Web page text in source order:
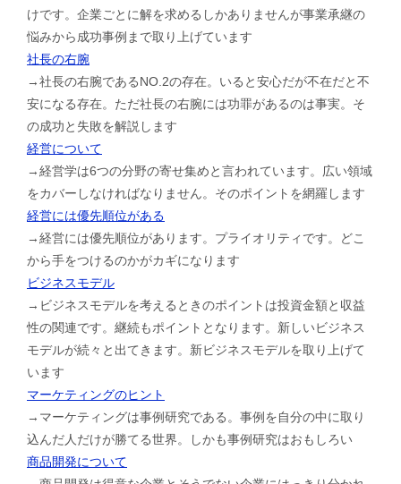
けです。企業ごとに解を求めるしかありませんが事業承継の
悩みから成功事例まで取り上げています
社長の右腕
→社長の右腕であるNO.2の存在。いると安心だが不在だと不
安になる存在。ただ社長の右腕には功罪があるのは事実。そ
の成功と失敗を解説します
経営について
→経営学は6つの分野の寄せ集めと言われています。広い領域
をカバーしなければなりません。そのポイントを網羅します
経営には優先順位がある
→経営には優先順位があります。プライオリティです。どこ
から手をつけるのかがカギになります
ビジネスモデル
→ビジネスモデルを考えるときのポイントは投資金額と収益
性の関連です。継続もポイントとなります。新しいビジネス
モデルが続々と出てきます。新ビジネスモデルを取り上げて
います
マーケティングのヒント
→マーケティングは事例研究である。事例を自分の中に取り
込んだ人だけが勝てる世界。しかも事例研究はおもしろい
商品開発について